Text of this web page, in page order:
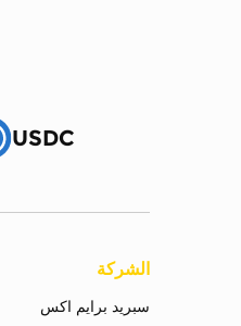
USDC
الشركة
سبريد برايم اكس